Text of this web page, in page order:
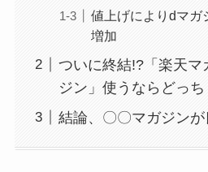
値上げによりdマガ
増加
ついに終結!?「楽天マ
ジン」使うならどっち
結論、〇〇マガジンが